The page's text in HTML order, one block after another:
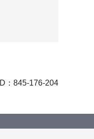
：845-176-204